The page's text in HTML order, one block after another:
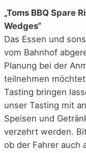
„Toms BBQ Spare
Wedges“
Das Essen und
vom Bahnhof
Planung bei der
teilnehmen
Tasting bringen
unser Tasting mit
Speisen und
verzehrt werden.
ob der Fahrer auch